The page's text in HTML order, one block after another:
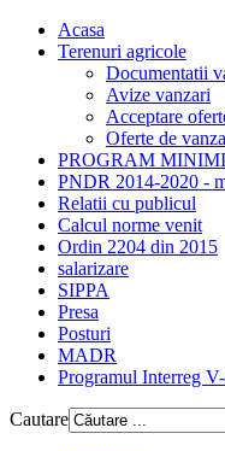
Acasa
Terenuri agricole
Documentatii
Avize vanzari
Acceptare
Oferte de
PROGRAM
PNDR 2014-2020 -
Relatii cu publicul
Calcul norme venit
Ordin 2204 din 2015
salarizare
SIPPA
Presa
Posturi
MADR
Programul Interreg
Cautare